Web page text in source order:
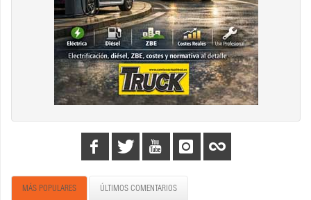
MÁS POPULARES ÚLTIMOS COMENTARIOS